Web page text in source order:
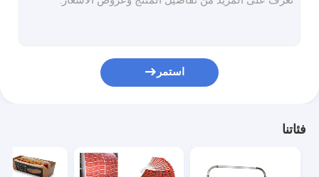
استمر
فئاتنا